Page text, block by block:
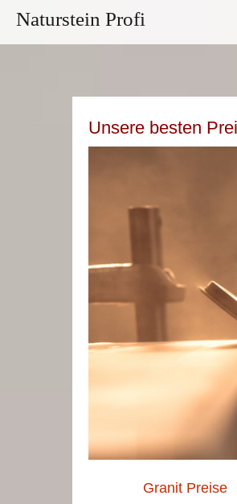
Naturstein Profi
Unsere besten
Granit Preise